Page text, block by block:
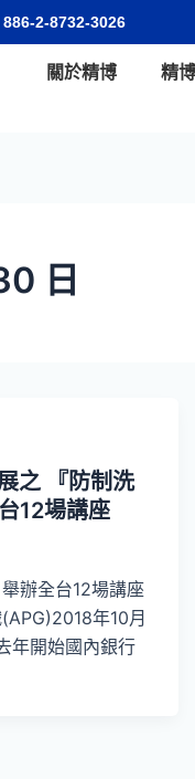
2-8732-3026
關於精博 精
日
之 『防制洗
12場講座
辦全台12場講座
年10月
年開始國內銀行